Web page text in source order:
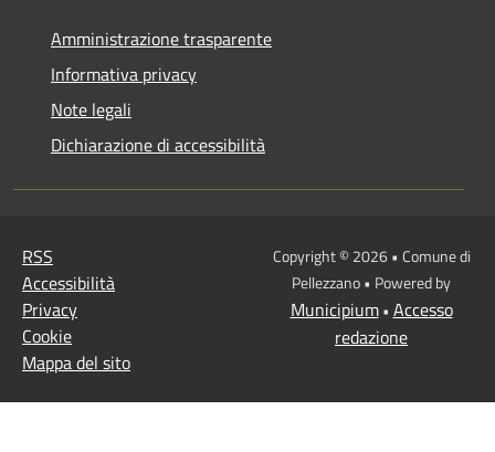
Amministrazione trasparente
Informativa privacy
Note legali
Dichiarazione di accessibilità
RSS
Accessibilità
Privacy
Cookie
Mappa del sito
Copyright © 2026 • Comune di
Pellezzano • Powered by
Municipium• Accesso
redazione